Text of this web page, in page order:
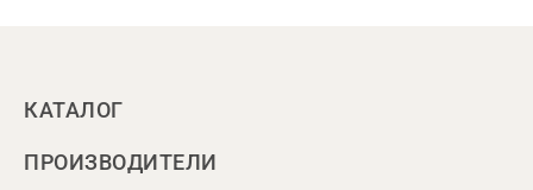
КАТАЛОГ
ПРОИЗВОДИТЕЛИ